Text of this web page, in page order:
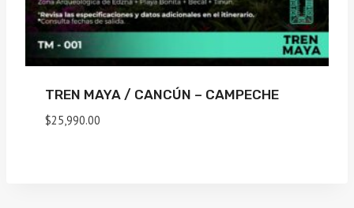
TREN MAYA / CANCÚN – CAMPECHE
$25,990.00